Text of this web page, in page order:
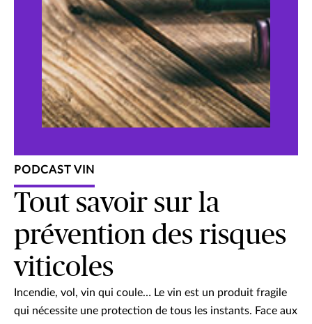
PODCAST VIN
Tout savoir sur la
prévention des risques
viticoles
Incendie, vol, vin qui coule… Le vin est un produit fragile
qui nécessite une protection de tous les instants. Face aux